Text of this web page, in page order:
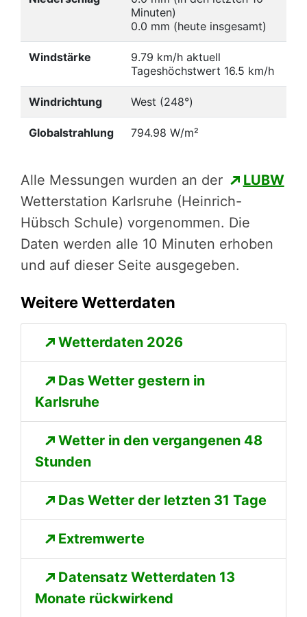
Minuten)
0.0 mm (heute insgesamt)
Windstärke
9.79 km/h aktuell
Tageshöchstwert 16.5 km/h
Windrichtung West (248°)
Globalstrahlung 794.98 W/m²
Alle Messungen wurden an der
LUBW
Wetterstation Karlsruhe (Heinrich-
Hübsch Schule) vorgenommen. Die
Daten werden alle 10 Minuten erhoben
und auf dieser Seite ausgegeben.
Weitere Wetterdaten
Wetterdaten 2026
Das Wetter gestern in
Karlsruhe
Wetter in den vergangenen 48
Stunden
Das Wetter der letzten 31 Tage
Extremwerte
Datensatz Wetterdaten 13
Monate rückwirkend